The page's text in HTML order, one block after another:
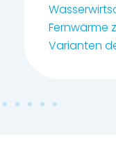
Fernwärme
Varianten